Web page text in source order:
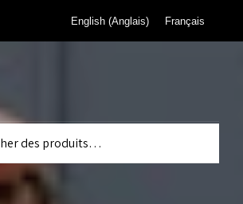
English (Anglais) Français